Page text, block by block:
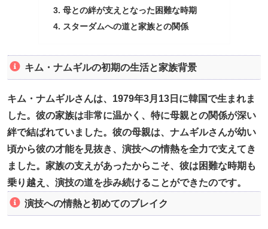
母との絆が支えとなった困難な時期
スターダムへの道と家族との関係
キム・ナムギルの初期の生活と家族背景
キム・ナムギルさんは、1979年3月13日に韓国で生まれま
した。彼の家族は非常に温かく、特に母親との関係が深い
絆で結ばれていました。彼の母親は、ナムギルさんが幼い
頃から彼の才能を見抜き、演技への情熱を全力で支えてき
ました。家族の支えがあったからこそ、彼は困難な時期も
乗り越え、演技の道を歩み続けることができたのです。
演技への情熱と初めてのブレイク